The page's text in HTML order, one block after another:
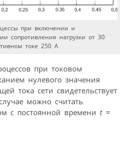
при включении и
сопротивления нагрузки от 30
токе 250 А
при токовом
нулевого значения
тока сети свидетельствует
можно считать
с постоянной времени t ≈